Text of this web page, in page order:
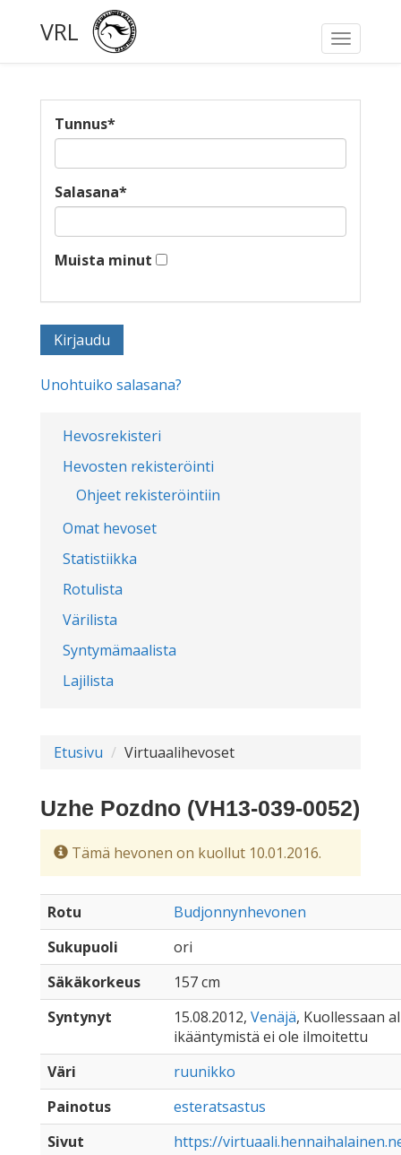
Toggle
VRL
Hevosrekisteri
Hevosten rekisteröinti
Ohjeet rekisteröintiin
Omat hevoset
Statistiikka
Rotulista
Värilista
Syntymämaalista
Lajilista
Tunnus*
Salasana*
Muista minut
Unohtuiko salasana?
Etusivu Virtuaalihevoset
Uzhe Pozdno (VH13-039-0052)
Tämä hevonen on kuollut 10.01.2016.
Rotu
Budjonnynhevonen
Sukupuoli
ori
Säkäkorkeus
157 cm
Syntynyt
15.08.2012, Venäjä, Kuollessaan
ikääntymistä ei ole ilmoitettu
Väri
ruunikko
Painotus
esteratsastus
Sivut
https://